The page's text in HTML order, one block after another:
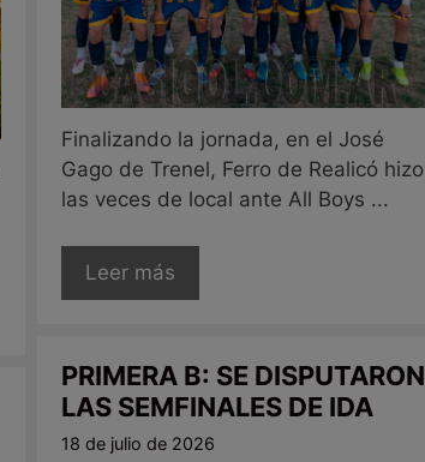
Finalizando la jornada, en el José
Gago de Trenel, Ferro de Realicó hizo
las veces de local ante All Boys ...
Leer más
PRIMERA B: SE DISPUTARON
LAS SEMFINALES DE IDA
18 de julio de 2026